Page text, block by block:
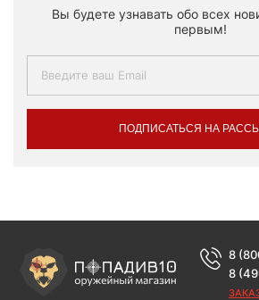
Вы будете узнавать обо всех
первым!
ПОДПИСАТЬСЯ НА
8
8